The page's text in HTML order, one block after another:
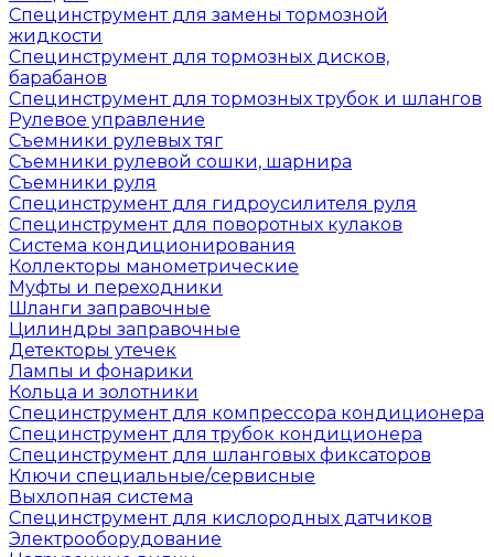
Специнструмент для замены тормозной
жидкости
Специнструмент для тормозных дисков,
барабанов
Специнструмент для тормозных трубок и шлангов
Рулевое управление
Съемники рулевых тяг
Съемники рулевой сошки, шарнира
Съемники руля
Специнструмент для гидроусилителя руля
Специнструмент для поворотных кулаков
Система кондиционирования
Коллекторы манометрические
Муфты и переходники
Шланги заправочные
Цилиндры заправочные
Детекторы утечек
Лампы и фонарики
Кольца и золотники
Специнструмент для компрессора кондиционера
Специнструмент для трубок кондиционера
Специнструмент для шланговых фиксаторов
Ключи специальные/сервисные
Выхлопная система
Специнструмент для кислородных датчиков
Электрооборудование